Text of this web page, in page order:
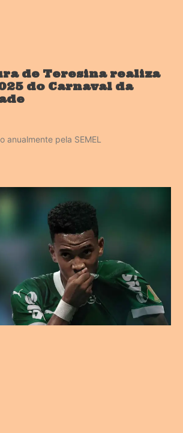
de Teresina realiza
do Carnaval da
anualmente pela SEMEL